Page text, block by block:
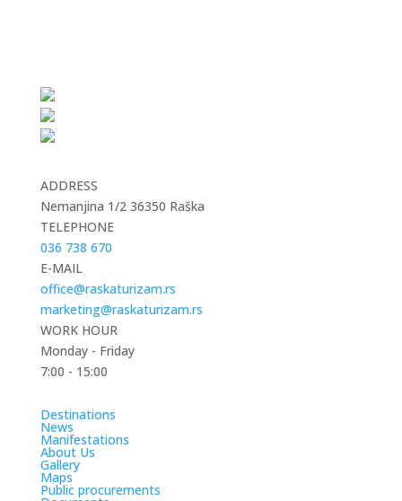
ADDRESS
Nemanjina 1/2 36350 Raška
TELEPHONE
036 738 670
E-MAIL
office@raskaturizam.rs
marketing@raskaturizam.rs
WORK HOUR
Monday - Friday
7:00 - 15:00
Destinations
News
Manifestations
About Us
Gallery
Maps
Public procurements